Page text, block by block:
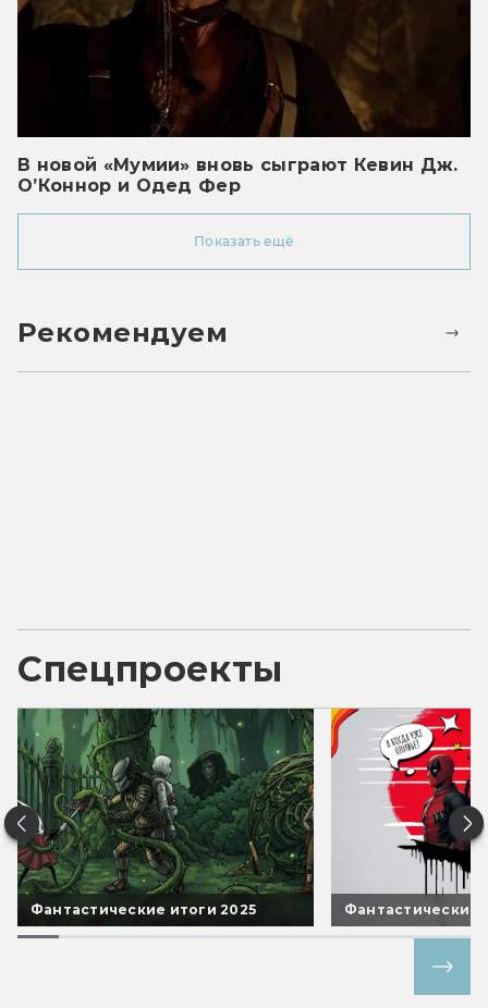
В новой «Мумии» вновь сыграют Кевин Дж.
О’Коннор и Одед Фер
Показать ещё
Рекомендуем
Спецпроекты
Фантастические итоги 2025 Фантастические